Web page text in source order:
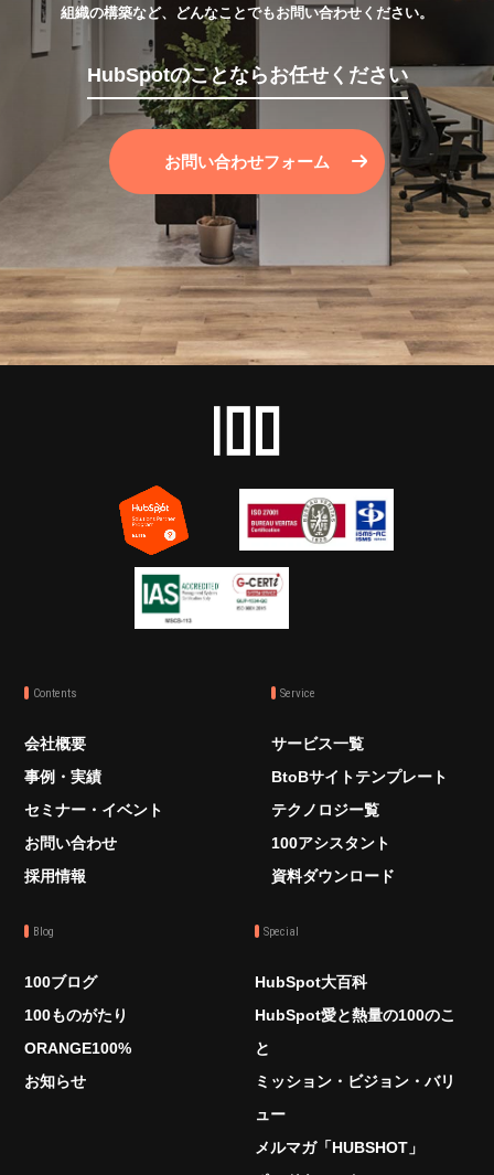
組織の構築など、どんなことでもお問い合わせください。
HubSpotのことならお任せください
お問い合わせフォーム
Contents
会社概要
事例・実績
セミナー・イベント
お問い合わせ
採用情報
Service
サービス一覧
BtoBサイトテンプレート
テクノロジー覧
100アシスタント
資料ダウンロード
Blog
100ブログ
100ものがたり
ORANGE100%
お知らせ
Special
HubSpot大百科
HubSpot愛と熱量の100のこ
と
ミッション・ビジョン・バリ
ュー
メルマガ「HUBSHOT」